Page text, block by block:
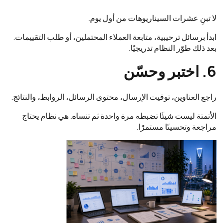
لا تبنِ عشرات السيناريوهات من أول يوم.
ابدأ برسائل ترحيبية، متابعة العملاء المحتملين، أو طلب التقييمات.
بعد ذلك طوّر النظام تدريجيًا.
6. اختبر وحسّن
راجع العناوين، توقيت الإرسال، محتوى الرسائل، الروابط، والنتائج.
الأتمتة ليست شيئًا تضبطه مرة واحدة ثم تنساه. هي نظام يحتاج
مراجعة وتحسينًا مستمرًا.